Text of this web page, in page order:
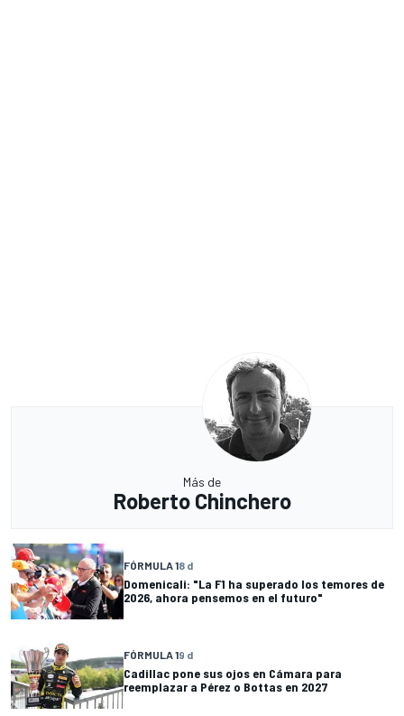
Más de
Roberto Chinchero
FÓRMULA 18 d
Domenicali: "La F1 ha superado los temores de
2026, ahora pensemos en el futuro"
FÓRMULA 19 d
Cadillac pone sus ojos en Cámara para
reemplazar a Pérez o Bottas en 2027